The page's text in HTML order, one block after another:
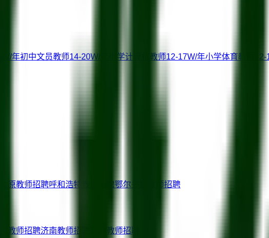
年初中文员教师14-20W/年 小学计算机教师12-17W/年小学体育教师
太原教师招聘呼和浩特 教师招聘鄂尔多斯 教师招聘
教师招聘济南教师招聘
教师招聘